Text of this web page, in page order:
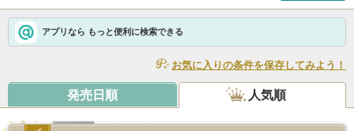
アプリなら もっと便利に検索できる
お気に入りの条件を保存してみよう！
発売日順 人気順